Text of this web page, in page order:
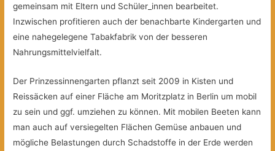
gemeinsam mit Eltern und Schüler_innen bearbeitet.
Inzwischen profitieren auch der benachbarte Kindergarten und
eine nahegelegene Tabakfabrik von der besseren
Nahrungsmittelvielfalt.
Der Prinzessinnengarten pflanzt seit 2009 in Kisten und
Reissäcken auf einer Fläche am Moritzplatz in Berlin um mobil
zu sein und ggf. umziehen zu können. Mit mobilen Beeten kann
man auch auf versiegelten Flächen Gemüse anbauen und
mögliche Belastungen durch Schadstoffe in der Erde werden